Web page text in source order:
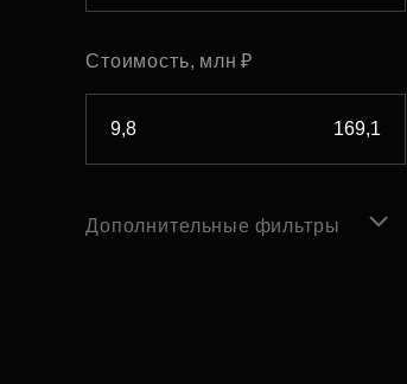
Стоимость, млн ₽
Дополнительные фильтры